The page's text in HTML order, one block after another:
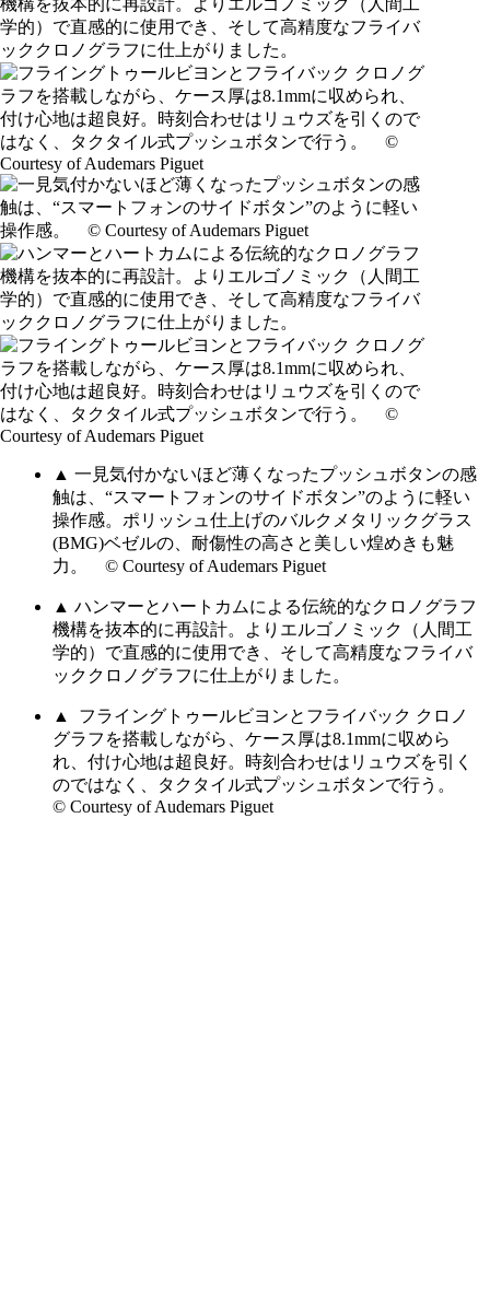
▲ 一見気付かないほど薄くなったプッシュボタンの感
触は、“スマートフォンのサイドボタン”のように軽い
操作感。ポリッシュ仕上げのバルクメタリックグラス
(BMG)ベゼルの、耐傷性の高さと美しい煌めきも魅
力。 © Courtesy of Audemars Piguet
▲ ハンマーとハートカムによる伝統的なクロノグラフ
機構を抜本的に再設計。よりエルゴノミック（人間工
学的）で直感的に使用でき、そして高精度なフライバ
ッククロノグラフに仕上がりました。
▲ フライングトゥールビヨンとフライバック クロノ
グラフを搭載しながら、ケース厚は8.1mmに収めら
れ、付け心地は超良好。時刻合わせはリュウズを引く
のではなく、タクタイル式プッシュボタンで行う。
© Courtesy of Audemars Piguet